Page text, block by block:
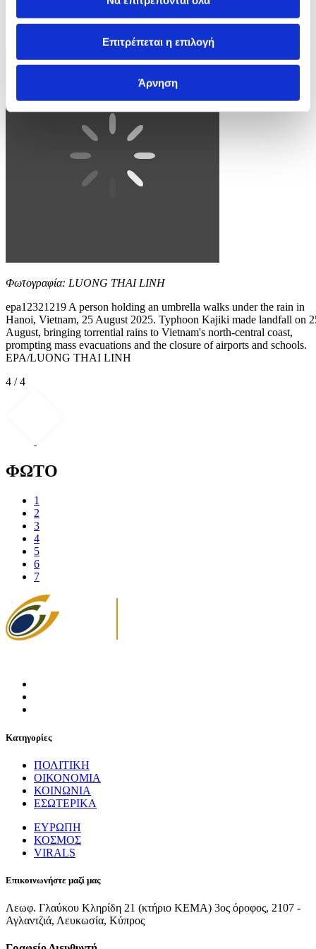
Επιτρέπεται η επιλογή
Άρνηση
prompting mass evacuations and the closure of airports and schools.
EPA/LUONG THAI LINH
Φωτογραφία: LUONG THAI LINH
epa12321219 A person holding an umbrella walks under the rain in
Hanoi, Vietnam, 25 August 2025. Typhoon Kajiki made landfall on
August, bringing torrential rains to Vietnam's north-central coast,
prompting mass evacuations and the closure of airports and schools.
EPA/LUONG THAI LINH
4 / 4
ΦΩΤΟ
1
2
3
4
5
6
7
Κατηγορίες
ΠΟΛΙΤΙΚΗ
ΟΙΚΟΝΟΜΙΑ
ΚΟΙΝΩΝΙΑ
ΕΣΩΤΕΡΙΚΑ
ΕΥΡΩΠΗ
ΚΟΣΜΟΣ
VIRALS
Επικοινωνήστε μαζί μας
Λεωφ. Γλαύκου Κληρίδη 21 (κτήριο ΚΕΜΑ) 3ος όροφος, 2107 -
Αγλαντζιά, Λευκωσία, Κύπρος